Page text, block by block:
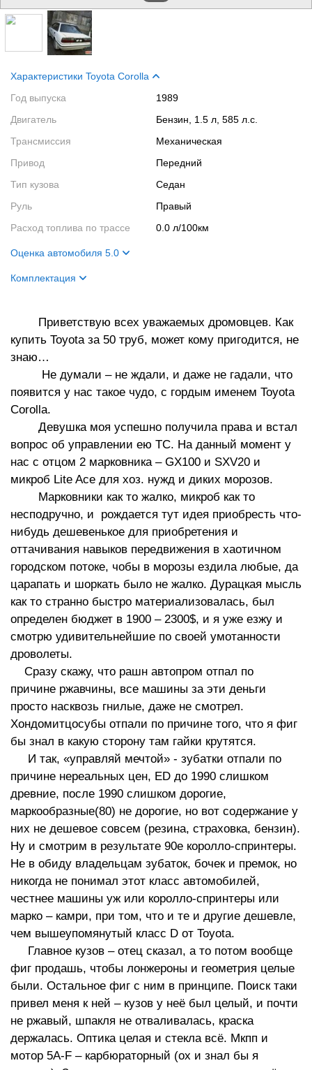
Характеристики Toyota Corolla
Год выпуска
1989
Двигатель
Бензин, 1.5 л, 585 л.с.
Трансмиссия
Механическая
Привод
Передний
Тип кузова
Седан
Руль
Правый
Расход топлива по трассе
0.0 л/100км
Оценка автомобиля 5.0
Внешний вид
Двигатель
5
Ходовые качества
5
Комплектация
Цвет кузова
Белый
Цвет салона
Бордовый
Приветствую всех уважаемых дромовцев. Как
купить Toyota за 50 труб, может кому пригодится, не
знаю…
Не думали – не ждали, и даже не гадали, что
появится у нас такое чудо, с гордым именем Toyota
Corolla.
Девушка моя успешно получила права и встал
вопрос об управлении ею ТС. На данный момент у
нас с отцом 2 марковника – GX100 и SXV20 и
микроб Lite Ace для хоз. нужд и диких морозов.
Марковники как то жалко, микроб как то
несподручно, и рождается тут идея приобресть что-
нибудь дешевенькое для приобретения и
оттачивания навыков передвижения в хаотичном
городском потоке, чобы в морозы ездила любые, да
царапать и шоркать было не жалко. Дурацкая мысль
как то странно быстро материализовалась, был
определен бюджет в 1900 – 2300$, и я уже езжу и
смотрю удивительнейшие по своей умотанности
дроволеты.
Сразу скажу, что рашн автопром отпал по
причине ржавчины, все машины за эти деньги
просто насквозь гнилые, даже не смотрел.
Хондомитцосубы отпали по причине того, что я фиг
бы знал в какую сторону там гайки крутятся.
И так, «управляй мечтой» - зубатки отпали по
причине нереальных цен, ED до 1990 слишком
древние, после 1990 слишком дорогие,
маркообразные(80) не дорогие, но вот содержание у
них не дешевое совсем (резина, страховка, бензин).
Ну и смотрим в результате 90е королло-спринтеры.
Не в обиду владельцам зубаток, бочек и премок, но
никогда не понимал этот класс автомобилей,
честнее машины уж или королло-спринтеры или
марко – камри, при том, что и те и другие дешевле,
чем вышеупомянутый класс D от Toyota.
Главное кузов – отец сказал, а то потом вообще
фиг продашь, чтобы лонжероны и геометрия целые
были. Остальное фиг с ним в принципе. Поиск таки
привел меня к ней – кузов у неё был целый, и почти
не ржавый, шпакля не отваливалась, краска
держалась. Оптика целая и стекла всё. Мкпп и
мотор 5A-F – карбюраторный (ох и знал бы я